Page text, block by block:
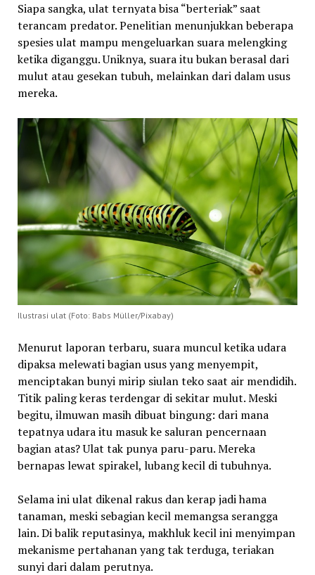
Siapa sangka, ulat ternyata bisa “berteriak” saat
terancam predator. Penelitian menunjukkan beberapa
spesies ulat mampu mengeluarkan suara melengking
ketika diganggu. Uniknya, suara itu bukan berasal dari
mulut atau gesekan tubuh, melainkan dari dalam usus
mereka.
Ilustrasi ulat (Foto: Babs Müller/Pixabay)
Menurut laporan terbaru, suara muncul ketika udara
dipaksa melewati bagian usus yang menyempit,
menciptakan bunyi mirip siulan teko saat air mendidih.
Titik paling keras terdengar di sekitar mulut. Meski
begitu, ilmuwan masih dibuat bingung: dari mana
tepatnya udara itu masuk ke saluran pencernaan
bagian atas? Ulat tak punya paru-paru. Mereka
bernapas lewat spirakel, lubang kecil di tubuhnya.
Selama ini ulat dikenal rakus dan kerap jadi hama
tanaman, meski sebagian kecil memangsa serangga
lain. Di balik reputasinya, makhluk kecil ini menyimpan
mekanisme pertahanan yang tak terduga, teriakan
sunyi dari dalam perutnya.